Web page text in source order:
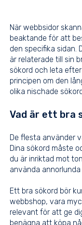
När webbsidor
beaktande för att
den specifika sidan.
är relaterade till sin
sökord och leta
principen om den
olika nischade
Vad är ett bra
De flesta använder
Dina sökord måste
du är inriktad mot
använda
Ett bra sökord bör
webbshop, vara
relevant för att ge
benägna att köpa